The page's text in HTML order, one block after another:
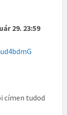
29. 23:59
címen tudod